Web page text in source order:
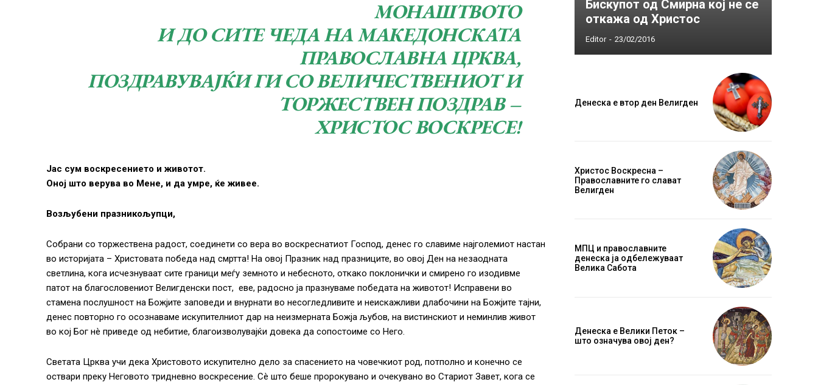
МОНАШТВОТО
И ДО СИТЕ ЧЕДА НА МАКЕДОНСКАТА
ПРАВОСЛАВНА ЦРКВА,
ПОЗДРАВУВАЈЌИ ГИ СО ВЕЛИЧЕСТВЕНИОТ И
ТОРЖЕСТВЕН ПОЗДРАВ –
ХРИСТОС ВОСКРЕСЕ!
Јас сум воскресението и животот.
Оној што верува во Мене, и да умре, ќе живее.
Возљубени празникољупци,
Собрани со торжествена радост, соединети со вера во воскреснатиот Господ, денес го славиме најголемиот настан
во историјата – Христовата победа над смртта! На овој Празник над празниците, во овој Ден на незаодната
светлина, кога исчезнуваат сите граници меѓу земното и небесното, откако поклонички и смирено го изодивме
патот на благословениот Велигденски пост, еве, радосно ја празнуваме победата на животот! Исправени во
стамена послушност на Божјите заповеди и внурнати во несогледливите и неискажливи длабочини на Божјите тајни,
денес повторно го осознаваме искупителниот дар на неизмерната Божја љубов, на вистинскиот и неминлив живот
во кој Бог нè приведе од небитие, благоизволувајќи довека да сопостоиме со Него.
Светата Црква учи дека Христовото искупително дело за спасението на човечкиот род, потполно и конечно се
оствари преку Неговото тридневно воскресение. Сè што беше пророкувано и очекувано во Стариот Завет, кога се
Бискупот од Смирна кој не се
откажа од Христос
Editor - 23/02/2016
Денеска е втор ден Велигден
Христос Воскресна –
Православните го слават
Велигден
МПЦ и православните
денеска ја одбележуваат
Велика Сабота
Денеска е Велики Петок –
што означува овој ден?